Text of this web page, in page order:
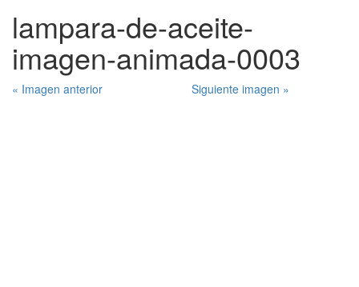
lampara-de-aceite-
imagen-animada-0003
« Imagen anterior Siguiente imagen »